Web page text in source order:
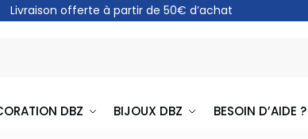
Livraison offerte à partir de 50€ d’achat
DBZ BIJOUX DBZ BESOIN D’AIDE ?